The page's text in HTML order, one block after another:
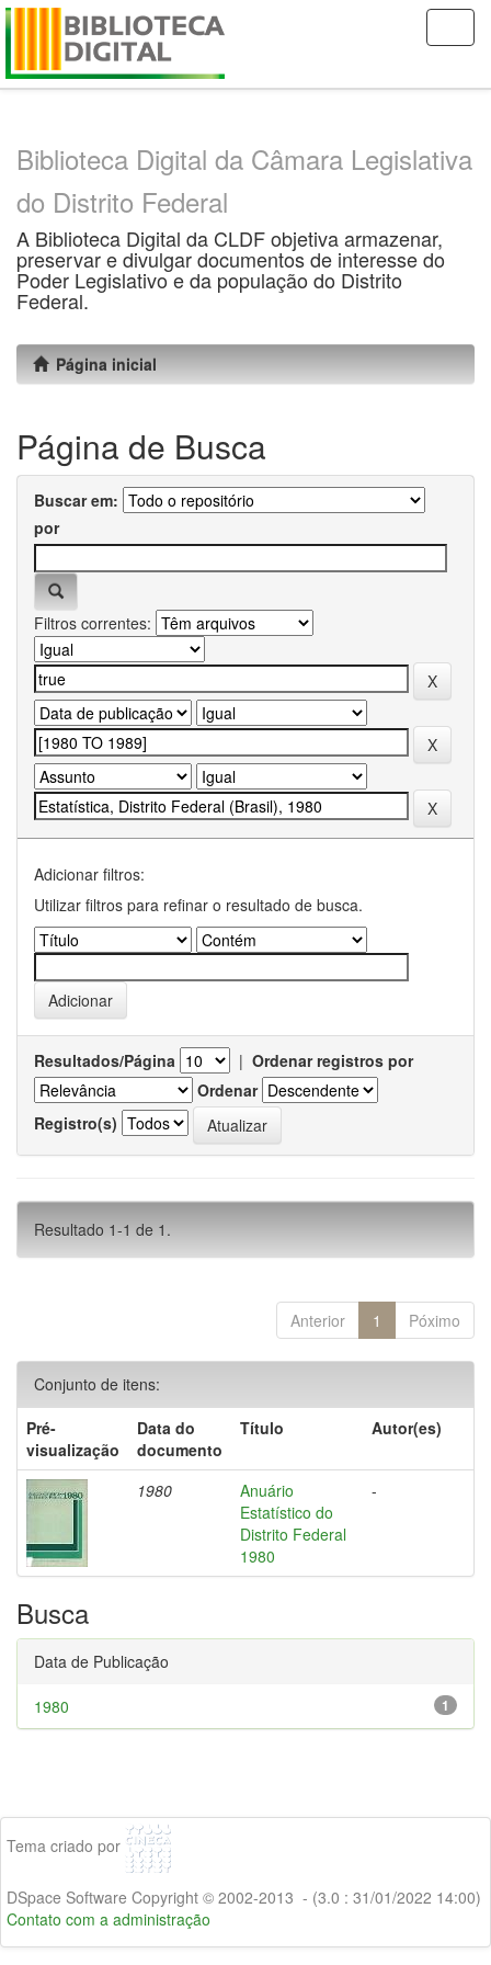
Skip
Biblioteca Digital da Câmara Legislativa
do Distrito Federal
A Biblioteca Digital da CLDF objetiva armazenar,
preservar e divulgar documentos de interesse do
Poder Legislativo e da população do Distrito
Federal.
Página inicial
Página de Busca
Buscar em:
por
Filtros correntes:
Adicionar filtros:
Utilizar filtros para refinar o resultado de busca.
Resultados/Página | Ordenar registros por
Ordenar
Registro(s)
Resultado 1-1 de 1.
Anterior 1 Póximo
Conjunto de itens:
Pré-
visualização
Data do
documento
Título Autor(es)
1980
Anuário
Estatístico do
Distrito Federal
1980
-
Busca
Data de Publicação
1
1980
Tema criado por
DSpace Software Copyright © 2002-2013 - (3.0 : 31/01/2022 14:00)
Contato com a administração